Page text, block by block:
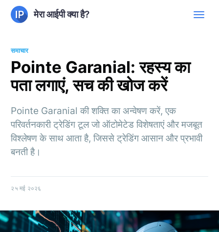
मेरा आईपी क्या है?
समाचार
Pointe Garanial: रहस्य का
पता लगाएं, सच की खोज करें
Pointe Garanial की शक्ति का अन्वेषण करें, एक
परिवर्तनकारी ट्रेडिंग टूल जो ऑटोमेटेड विशेषताएं और मजबूत
विश्लेषण के साथ आता है, जिससे ट्रेडिंग आसान और प्रभावी
बनती है।
२५ मई २०२६